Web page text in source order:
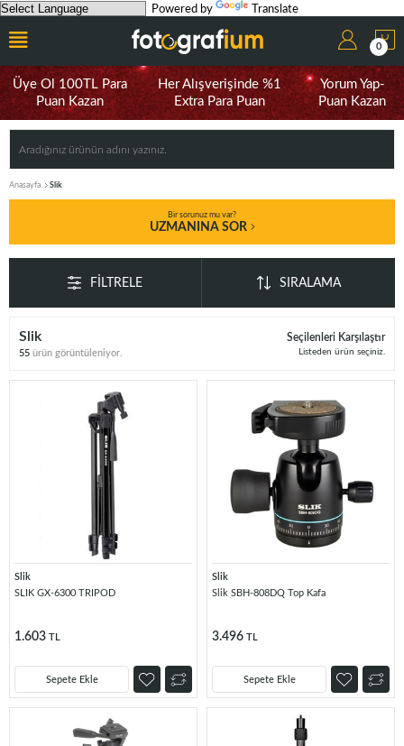
Powered by Translate
0
Üye Ol 100TL Para
Puan Kazan
Her Alışverişinde %1
Extra Para Puan
Yorum Yap-
Puan Kazan
Anasayfa Slik
Bir sorunuz mu var?
UZMANINA SOR
FILTRELE SIRALAMA
Slik
55 ürün görüntüleniyor.
Seçilenleri Karşılaştır
Listeden ürün seçiniz.
Slik
SLIK GX-6300 TRIPOD
1.603 TL
Sepete Ekle
Slik
Slik SBH-808DQ Top Kafa
3.496 TL
Sepete Ekle